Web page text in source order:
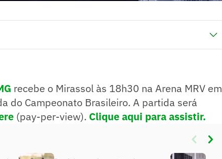
recebe o Mirassol às 18h30 na Arena MRV em
do Campeonato Brasileiro. A partida será
(pay-per-view). Clique aqui para assistir.